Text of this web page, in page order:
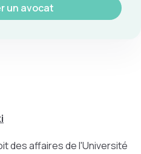
un avocat
des affaires de l'Université